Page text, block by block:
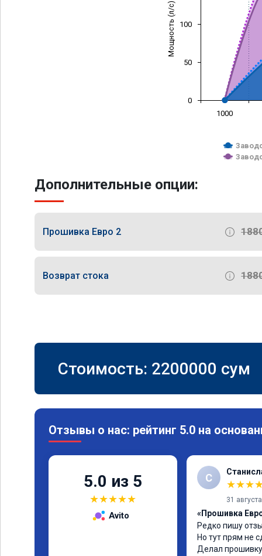
Мощность (л/с)
1000
0
50
100
Дополнительные опции:
Прошивка Евро 2
Возврат стока
Стоимость: 2200000 сум
Отзывы о нас: рейтинг 5.0 на
5.0 из 5
★★★★★
Avito
С
★★★
31
«Прошивка
Редко пишу
Но тут прям не
Делал